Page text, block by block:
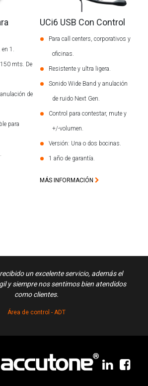
en 1.
mts. De
de
para
UCi6 USB Con Control
Para call centers, corporativos y
oficinas.
Resistente y ultra ligera.
Sonido Wide Band y anulación
de ruido Next Gen.
Control para contestar, mute y
+/-volumen.
Versión: Una o dos bocinas.
1 año de garantía.
MÁS INFORMACIÓN
un excelente servicio, además el
y siempre nos sentimos bien atendidos
como clientes.
Área de control - ADT